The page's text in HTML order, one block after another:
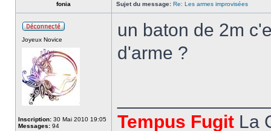
fonia Sujet du message: Re: Les armes improvisées
Joyeux Novice
Inscription: 30 Mai 2010 19:05
Messages: 94
un baton de 2m
d'arme ?
Tempus Fugit La